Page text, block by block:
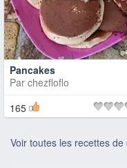
Pancakes
Par chezfloflo
165
Voir toutes les recettes de